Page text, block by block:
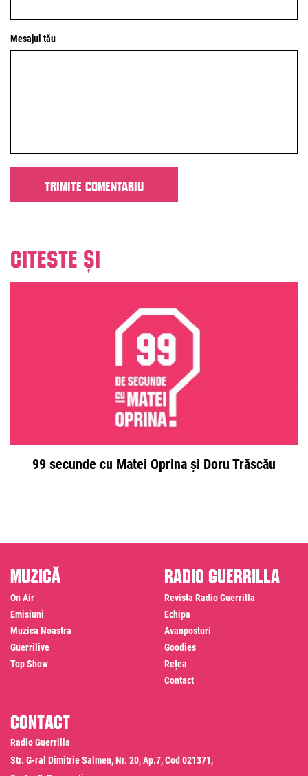
Mesajul tău
Citeste și
99 secunde cu Matei Oprina și Doru Trăscău
Muzică
On Air
Emisiuni
Muzica Noastra
Guerrilive
Top Show
Radio Guerrilla
Revista Radio Guerrilla
Echipa
Avanposturi
Goodies
Rețea
Contact
Contact
Radio Guerrilla
Str. G-ral Dimitrie Salmen, Nr. 20, Ap.7, Cod 021371,